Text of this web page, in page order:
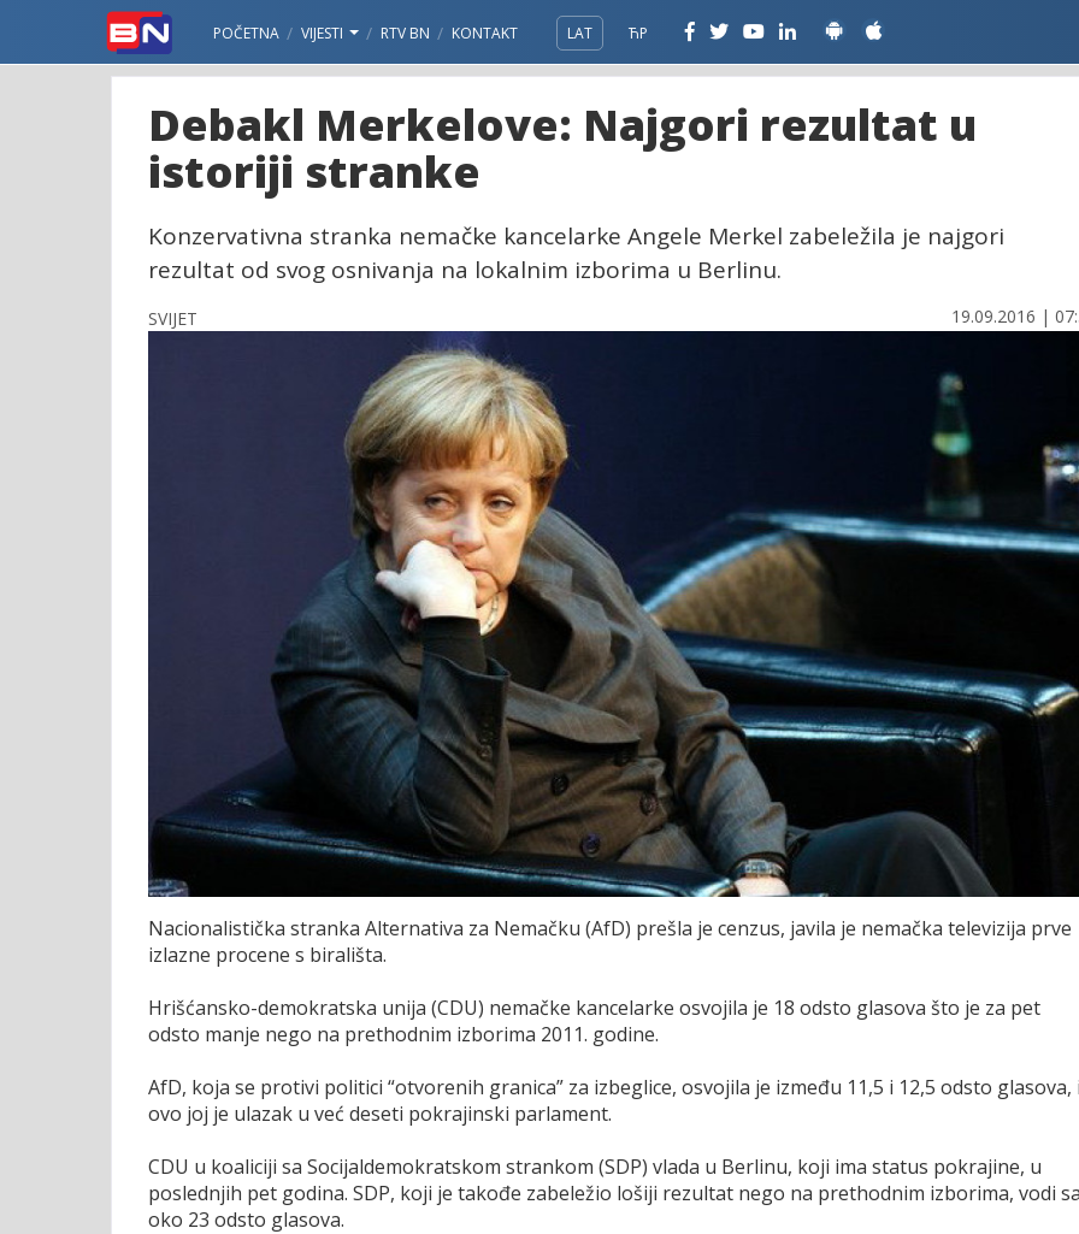
POČETNA VIJESTI RTV BN KONTAKT LAT ЋР
Debakl Merkelove: Najgori rezultat u
istoriji stranke
Konzervativna stranka nemačke kancelarke Angele Merkel zabeležila je najgori
rezultat od svog osnivanja na lokalnim izborima u Berlinu.
SVIJET 19.09.2016 |
Nacionalistička stranka Alternativa za Nemačku (AfD) prešla je cenzus, javila je nemačka televizija prve
izlazne procene s birališta.
Hrišćansko-demokratska unija (CDU) nemačke kancelarke osvojila je 18 odsto glasova što je za pet
odsto manje nego na prethodnim izborima 2011. godine.
AfD, koja se protivi politici “otvorenih granica” za izbeglice, osvojila je između 11,5 i 12,5 odsto glasova,
ovo joj je ulazak u već deseti pokrajinski parlament.
CDU u koaliciji sa Socijaldemokratskom strankom (SDP) vlada u Berlinu, koji ima status pokrajine, u
poslednjih pet godina. SDP, koji je takođe zabeležio lošiji rezultat nego na prethodnim izborima, vodi
oko 23 odsto glasova.